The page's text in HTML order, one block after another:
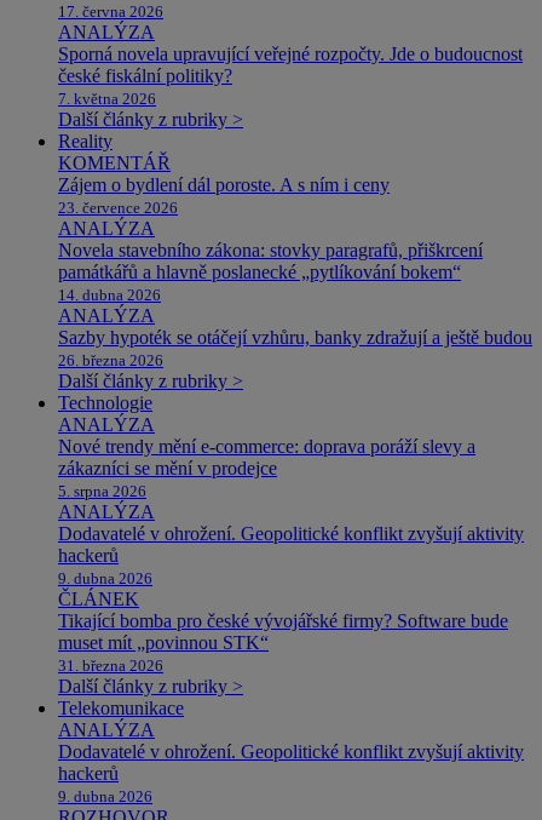
17. června 2026
ANALÝZA
Sporná novela upravující veřejné rozpočty. Jde o budoucnost
české fiskální politiky?
7. května 2026
Další články z rubriky >
Reality
KOMENTÁŘ
Zájem o bydlení dál poroste. A s ním i ceny
23. července 2026
ANALÝZA
Novela stavebního zákona: stovky paragrafů, přiškrcení
památkářů a hlavně poslanecké „pytlíkování bokem“
14. dubna 2026
ANALÝZA
Sazby hypoték se otáčejí vzhůru, banky zdražují a ještě budou
26. března 2026
Další články z rubriky >
Technologie
ANALÝZA
Nové trendy mění e-commerce: doprava poráží slevy a
zákazníci se mění v prodejce
5. srpna 2026
ANALÝZA
Dodavatelé v ohrožení. Geopolitické konflikt zvyšují aktivity
hackerů
9. dubna 2026
ČLÁNEK
Tikající bomba pro české vývojářské firmy? Software bude
muset mít „povinnou STK“
31. března 2026
Další články z rubriky >
Telekomunikace
ANALÝZA
Dodavatelé v ohrožení. Geopolitické konflikt zvyšují aktivity
hackerů
9. dubna 2026